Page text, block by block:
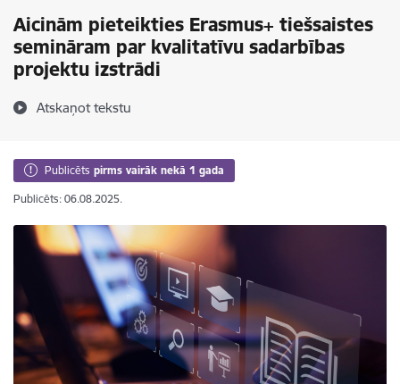
Aicinām pieteikties Erasmus+ tiešsaistes
semināram par kvalitatīvu sadarbības
projektu izstrādi
Atskaņot tekstu
Publicēts pirms vairāk nekā 1 gada
Publicēts: 06.08.2025.